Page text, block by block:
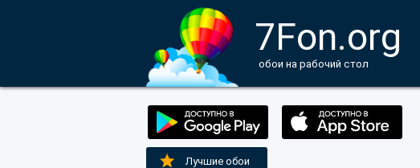
7Fon.org
обои на рабочий стол
Лучшие обои